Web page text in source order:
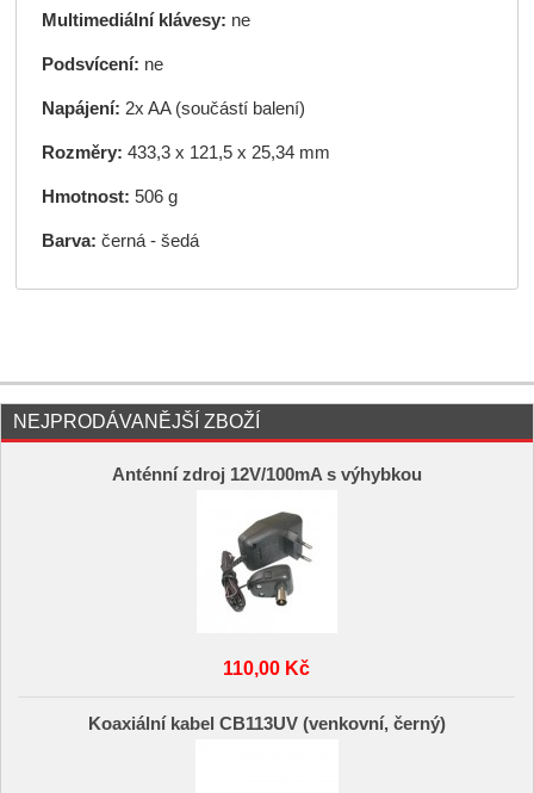
Multimediální klávesy: ne
Podsvícení: ne
Napájení: 2x AA (součástí balení)
Rozměry: 433,3 x 121,5 x 25,34 mm
Hmotnost: 506 g
Barva: černá - šedá
NEJPRODÁVANĚJŠÍ ZBOŽÍ
Anténní zdroj 12V/100mA s výhybkou
110,00 Kč
Koaxiální kabel CB113UV (venkovní, černý)